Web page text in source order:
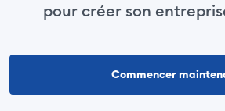
pour créer son
Commencer